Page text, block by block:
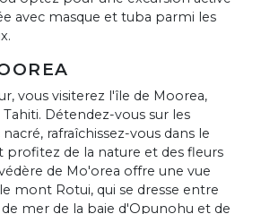
avec masque et tuba parmi les
vous visiterez l'île de Moorea,
Détendez-vous sur les
rafraîchissez-vous dans le
profitez de la nature et des fleurs
de Mo'orea offre une vue
mont Rotui, qui se dresse entre
mer de la baie d'Opunohu et de